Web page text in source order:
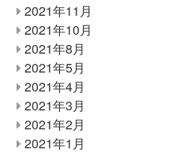
2021年11月
2021年10月
2021年8月
2021年5月
2021年4月
2021年3月
2021年2月
2021年1月